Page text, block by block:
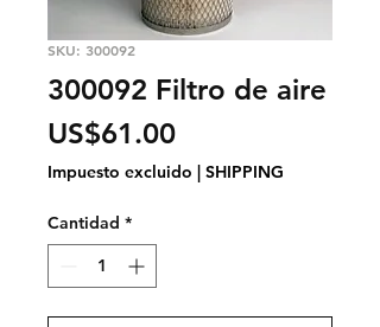
SKU: 300092
300092 Filtro de aire
US$61.00Precio
Impuesto excluido SHIPPING
Cantidad *